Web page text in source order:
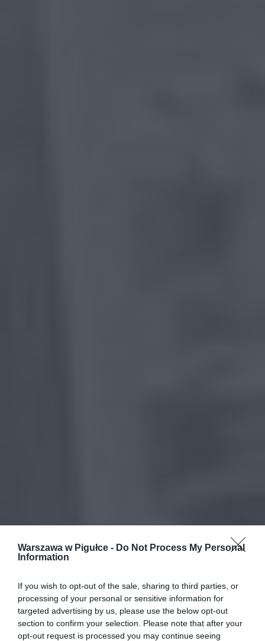
Warszawa w Pigułce - Do Not Process My Personal
Information
If you wish to opt-out of the sale, sharing to third parties, or
processing of your personal or sensitive information for
targeted advertising by us, please use the below opt-out
section to confirm your selection. Please note that after your
opt-out request is processed you may continue seeing